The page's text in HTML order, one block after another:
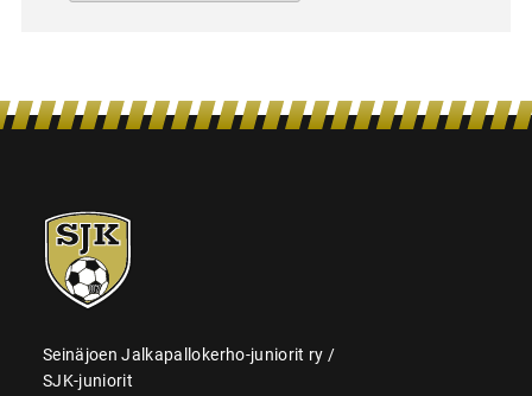
SJK-
juniorit
Seinäjoen Jalkapallokerho-juniorit ry /
SJK-juniorit